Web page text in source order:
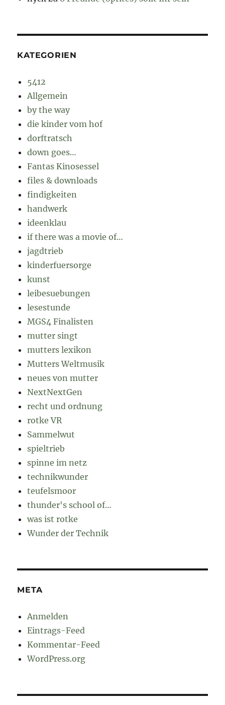
KATEGORIEN
5412
Allgemein
by the way
die kinder vom hof
dorftratsch
down goes…
Fantas Kinosessel
files & downloads
findigkeiten
handwerk
ideenklau
if there was a movie of…
jagdtrieb
kinderfuersorge
kunst
leibesuebungen
lesestunde
MGS4 Finalisten
mutter singt
mutters lexikon
Mutters Weltmusik
neues von mutter
NextNextGen
recht und ordnung
rotke VR
Sammelwut
spieltrieb
spinne im netz
technikwunder
teufelsmoor
thunder's school of…
was ist rotke
Wunder der Technik
META
Anmelden
Eintrags-Feed
Kommentar-Feed
WordPress.org